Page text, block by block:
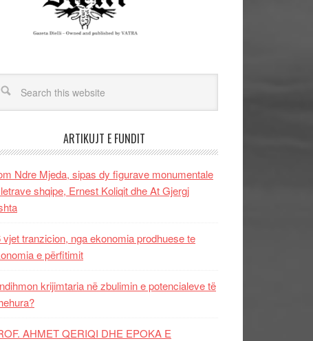
ARTIKUJT E FUNDIT
Ndre Mjeda, sipas dy figurave monumentale
shqipe, Ernest Koliqit dhe At Gjergj
vjet tranzicion, nga ekonomia prodhuese te
e përfitimit
krijimtaria në zbulimin e potencialeve të
AHMET QERIQI DHE EPOKA E